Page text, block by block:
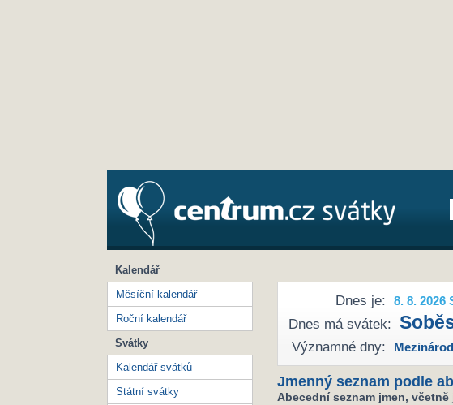
Dnes je: 8. 8. 2026
Dnes má svátek:
Významné dny:
Jmenný seznam podle
Abecední seznam jmen,
Kalendář
Měsíční kalendář
Roční kalendář
Svátky
Kalendář svátků
Státní svátky